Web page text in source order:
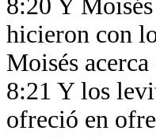
8:20 Y
hicieron con
Moisés
8:21 Y los
ofreció en